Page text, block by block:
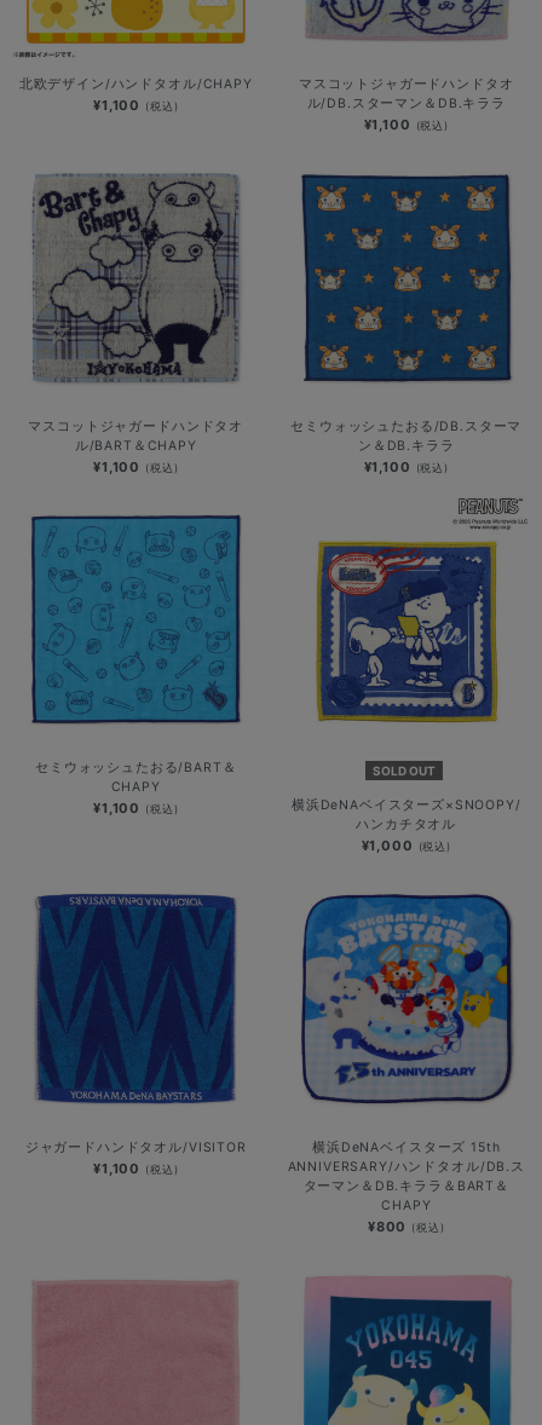
北欧デザイン/ハンドタオル/CHAPY
¥1,100 (税込)
マスコットジャガードハンドタオ
ル/DB.スターマン＆DB.キララ
¥1,100 (税込)
マスコットジャガードハンドタオ
ル/BART＆CHAPY
¥1,100 (税込)
セミウォッシュたおる/DB.スターマ
ン＆DB.キララ
¥1,100 (税込)
セミウォッシュたおる/BART＆
CHAPY
¥1,100 (税込)
SOLD OUT
横浜DeNAベイスターズ×SNOOPY/
ハンカチタオル
¥1,000 (税込)
ジャガードハンドタオル/VISITOR
¥1,100 (税込)
横浜DeNAベイスターズ 15th
ANNIVERSARY/ハンドタオル/DB.ス
ターマン＆DB.キララ＆BART＆
CHAPY
¥800 (税込)